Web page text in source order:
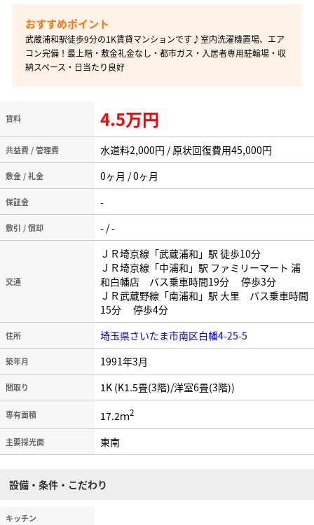
武蔵浦和駅徒歩9分の1K賃貸マンションです♪室内洗濯機置場、エア
コン完備！最上階・敷金礼金なし・都市ガス・入居者専用駐輪場・収
納スペース・日当たり良好
賃料 4.5万円
共益費 / 管理費 水道料2,000円 / 原状回復費用45,000円
敷金 / 礼金 0ヶ月 / 0ヶ月
保証金 -
敷引 / 償却 - / -
交通
ＪＲ埼京線「武蔵浦和」駅 徒歩10分
ＪＲ埼京線「中浦和」駅 ファミリーマート 浦
和白幡店 バス乗車時間19分 停歩3分
ＪＲ武蔵野線「南浦和」駅 大里 バス乗車時間
15分 停歩4分
住所 埼玉県さいたま市南区白幡4-25-5
築年月 1991年3月
間取り 1K (K1.5畳(3階)/洋室6畳(3階))
専有面積 17.2ｍ2
主要採光面 東南
設備・条件・こだわり
キッチン